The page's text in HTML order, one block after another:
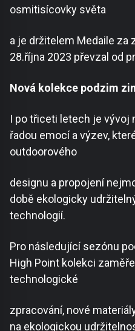
osmitisícovky světa
a je držitelem Medaile za
28.října 2023 převzal od
Nová kolekce podzim
I po třiceti letech je vývoj
řadou emocí a výzev,
outdoorového
designu a propojení
době ekologicky
technologií.
Pro následující sezónu
High Point kolekci
technologické
zpracování, nové
na ekologickou